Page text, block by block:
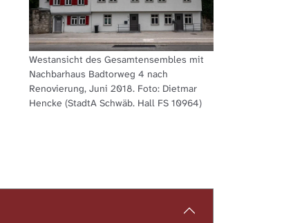
Westansicht des Gesamtensembles mit
Nachbarhaus Badtorweg 4 nach
Renovierung, Juni 2018. Foto: Dietmar
Hencke (StadtA Schwäb. Hall FS 10964)